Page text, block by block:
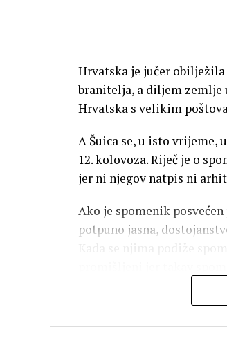
prenosibiznis.ba
Riječ je o jednoj od
na području Mostara.
Ključni podatci o
Ukupna bruto površina:
Katnost:2 podzemne i 8
Planirani rok
Energetska
Hrvatska je jučer
branitelja, a diljem
Hrvatska s velikim
A Šuica se, u isto
12. kolovoza. Riječ je o
jer ni njegov natpis ni
Ako je spomenik
potpuno jasna,
se pitaju zašto javnosti
odabrano baš takvo